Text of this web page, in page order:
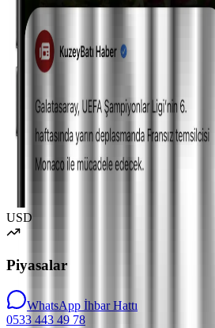
USD
Piyasalar
WhatsApp İhbar Hattı
0533 443 49 78